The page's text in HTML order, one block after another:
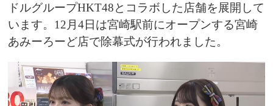
ドルグループHKT48とコラボした店舗を展開して
います。12月4日は宮崎駅前にオープンする宮崎
あみーろーど店で除幕式が行われました。